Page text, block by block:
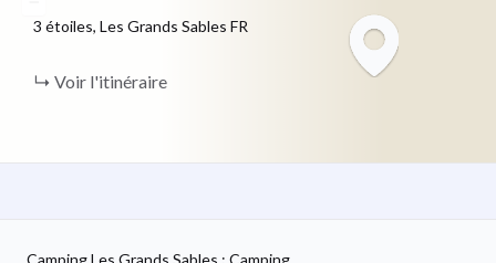
3 étoiles, Les Grands Sables FR
Voir l'itinéraire
Camping Les Grands Sables : Camping